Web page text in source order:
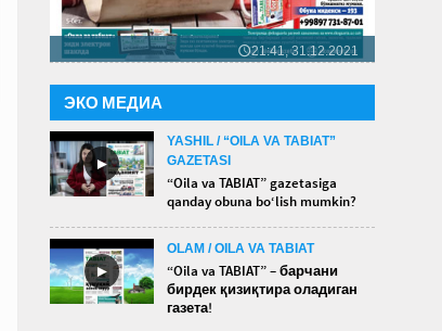
🕔21:41, 31.12.2021
ЭКО МЕДИА
►
YASHIL / “OILA VA TABIAT”
GAZETASI
“Oila va TABIAT” gazetasiga
qanday obuna bo‘lish mumkin?
►
OLAM / OILA VA TABIAT
“Oila va TABIAT” – барчани
бирдек қизиқтира оладиган
газета!